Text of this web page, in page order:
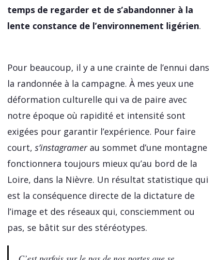
temps de regarder et de s’abandonner à la
lente constance de l’environnement ligérien.
Pour beaucoup, il y a une crainte de l’ennui dans
la randonnée à la campagne. À mes yeux une
déformation culturelle qui va de paire avec
notre époque où rapidité et intensité sont
exigées pour garantir l’expérience. Pour faire
court, s’instagramerau sommet d’une montagne
fonctionnera toujours mieux qu’au bord de la
Loire, dans la Nièvre. Un résultat statistique qui
est la conséquence directe de la dictature de
l’image et des réseaux qui, consciemment ou
pas, se bâtit sur des stéréotypes.